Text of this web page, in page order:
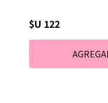
$U 122